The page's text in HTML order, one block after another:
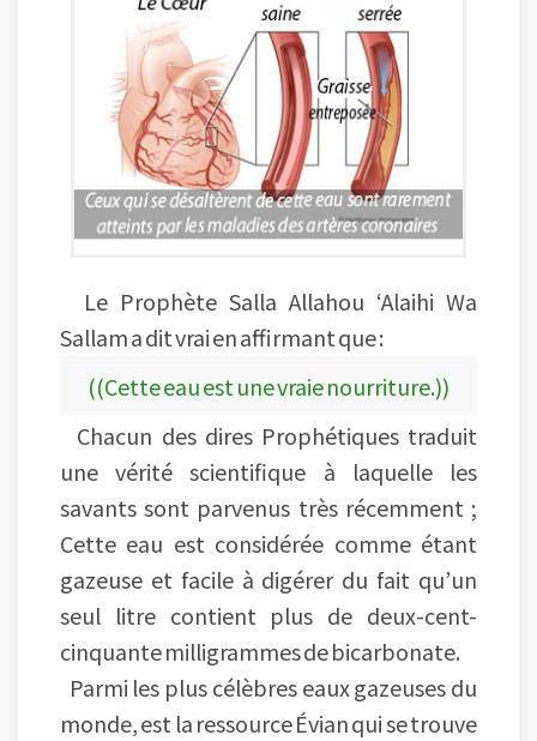
Le Prophète Salla Allahou ‘Alaihi Wa
Sallam a dit vrai en affirmant que :
((Cette eau est une vraie nourriture.))
Chacun des dires Prophétiques traduit
une vérité scientifique à laquelle les
savants sont parvenus très récemment ;
Cette eau est considérée comme étant
gazeuse et facile à digérer du fait qu’un
seul litre contient plus de deux-cent-
cinquante milligrammes de bicarbonate.
Parmi les plus célèbres eaux gazeuses du
monde, est la ressource Évian qui se trouve